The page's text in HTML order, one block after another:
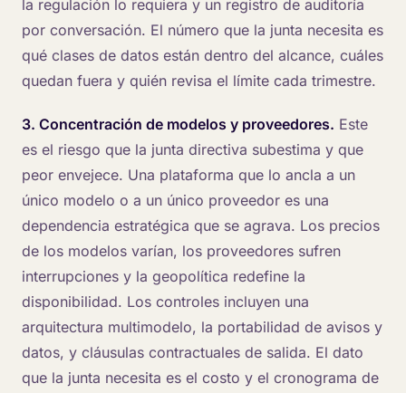
la regulación lo requiera y un registro de auditoría
por conversación. El número que la junta necesita es
qué clases de datos están dentro del alcance, cuáles
quedan fuera y quién revisa el límite cada trimestre.
3. Concentración de modelos y proveedores. Este
es el riesgo que la junta directiva subestima y que
peor envejece. Una plataforma que lo ancla a un
único modelo o a un único proveedor es una
dependencia estratégica que se agrava. Los precios
de los modelos varían, los proveedores sufren
interrupciones y la geopolítica redefine la
disponibilidad. Los controles incluyen una
arquitectura multimodelo, la portabilidad de avisos y
datos, y cláusulas contractuales de salida. El dato
que la junta necesita es el costo y el cronograma de